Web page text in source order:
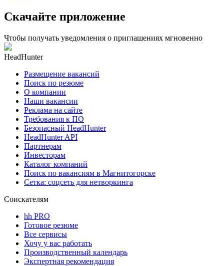
Скачайте приложение
Чтобы получать уведомления о приглашениях мгновенно
HeadHunter
Размещение вакансий
Поиск по резюме
О компании
Наши вакансии
Реклама на сайте
Требования к ПО
Безопасный HeadHunter
HeadHunter API
Партнерам
Инвесторам
Каталог компаний
Поиск по вакансиям в Магнитогорске
Сетка: соцсеть для нетворкинга
Соискателям
hh PRO
Готовое резюме
Все сервисы
Хочу у вас работать
Производственный календарь
Экспертная рекомендация